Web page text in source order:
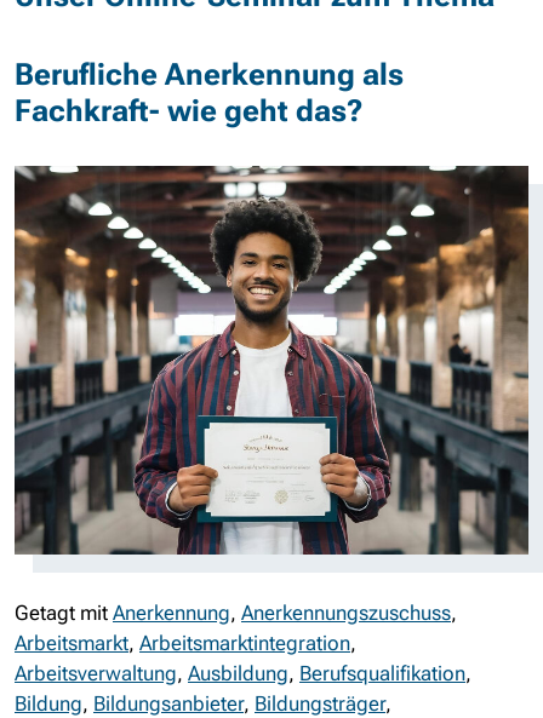
Berufliche Anerkennung als
Fachkraft- wie geht das?
Getagt mit Anerkennung, Anerkennungszuschuss,
Arbeitsmarkt, Arbeitsmarktintegration,
Arbeitsverwaltung, Ausbildung, Berufsqualifikation,
Bildung, Bildungsanbieter, Bildungsträger,